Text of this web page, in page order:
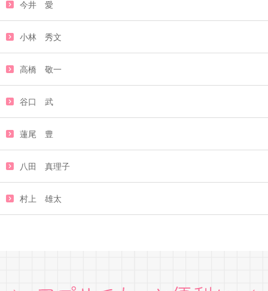
今井 愛
小林 秀文
高橋 敬一
谷口 武
蓮尾 豊
八田 真理子
村上 雄太